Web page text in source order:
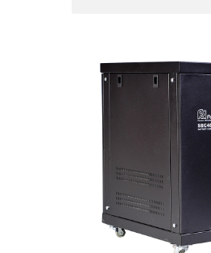
SBC48m کابینت باتری
کابینت باتری 48 ولت 65 و 100 آمپر ساعت
آمپرساعت
فاراتل
دارای حفاظتهای کامل الکتریکی
دارای استحکام مناسب مکانیکی
دارای تهویه مناسب